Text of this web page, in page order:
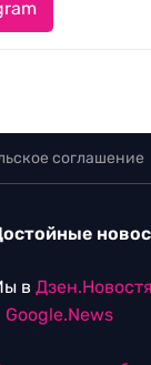
соглашение
в
Google.News